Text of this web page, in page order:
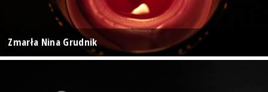
Zmarła Nina Grudnik